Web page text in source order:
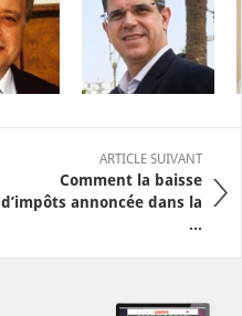
ARTICLE SUIVANT
Comment la baisse
d’impôts annoncée dans la
...